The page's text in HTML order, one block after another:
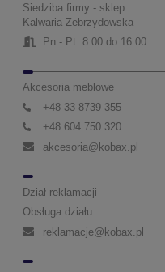
Siedziba firmy - sklep
Kalwaria Zebrzydowska
Pn - Pt: 8:00 do 16:00
Akcesoria meblowe
+48 33 8739 355
+48 604 750 320
akcesoria@kobax.pl
Dział reklamacji
Obsługa działu:
reklamacje@kobax.pl